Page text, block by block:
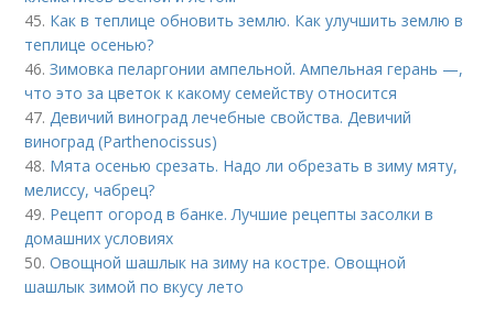
45. Как в теплице обновить землю. Как улучшить землю в
теплице осенью?
46.Зимовка пеларгонии ампельной. Ампельная герань —,
что это за цветок к какому семейству относится
47. Девичий виноград лечебные свойства. Девичий
виноград (Parthenocissus)
48. Мята осенью срезать. Надо ли обрезать в зиму мяту,
мелиссу, чабрец?
49. Рецепт огород в банке. Лучшие рецепты засолки в
домашних условиях
50.Овощной шашлык на зиму на костре. Овощной
шашлык зимой по вкусу лето